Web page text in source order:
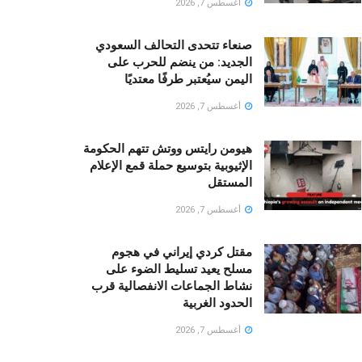
أغسطس 7, 2026
صنعاء تتحدى التحالف السعودي
الجديد: من ينضم للحرب على
اليمن سيُعتبر طرفًا معتديًا
أغسطس 7, 2026
هيومن رايتس ووتش تتهم الحكومة
الإثيوبية بتوسيع حملة قمع الإعلام
المستقل
أغسطس 7, 2026
مقتل كردي إيراني في هجوم
مسلح يعيد تسليط الضوء على
نشاط الجماعات الانفصالية قرب
الحدود الغربية
أغسطس 7, 2026